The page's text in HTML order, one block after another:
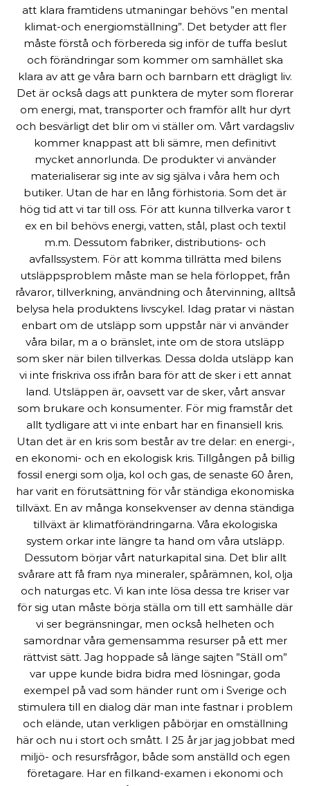
att klara framtidens utmaningar behövs ”en mental
klimat-och energiomställning”. Det betyder att fler
måste förstå och förbereda sig inför de tuffa beslut
och förändringar som kommer om samhället ska
klara av att ge våra barn och barnbarn ett drägligt liv.
Det är också dags att punktera de myter som florerar
om energi, mat, transporter och framför allt hur dyrt
och besvärligt det blir om vi ställer om. Vårt vardagsliv
kommer knappast att bli sämre, men definitivt
mycket annorlunda. De produkter vi använder
materialiserar sig inte av sig själva i våra hem och
butiker. Utan de har en lång förhistoria. Som det är
hög tid att vi tar till oss. För att kunna tillverka varor t
ex en bil behövs energi, vatten, stål, plast och textil
m.m. Dessutom fabriker, distributions- och
avfallssystem. För att komma tillrätta med bilens
utsläppsproblem måste man se hela förloppet, från
råvaror, tillverkning, användning och återvinning, alltså
belysa hela produktens livscykel. Idag pratar vi nästan
enbart om de utsläpp som uppstår när vi använder
våra bilar, m a o bränslet, inte om de stora utsläpp
som sker när bilen tillverkas. Dessa dolda utsläpp kan
vi inte friskriva oss ifrån bara för att de sker i ett annat
land. Utsläppen är, oavsett var de sker, vårt ansvar
som brukare och konsumenter. För mig framstår det
allt tydligare att vi inte enbart har en finansiell kris.
Utan det är en kris som består av tre delar: en energi-,
en ekonomi- och en ekologisk kris. Tillgången på billig
fossil energi som olja, kol och gas, de senaste 60 åren,
har varit en förutsättning för vår ständiga ekonomiska
tillväxt. En av många konsekvenser av denna ständiga
tillväxt är klimatförändringarna. Våra ekologiska
system orkar inte längre ta hand om våra utsläpp.
Dessutom börjar vårt naturkapital sina. Det blir allt
svårare att få fram nya mineraler, spårämnen, kol, olja
och naturgas etc. Vi kan inte lösa dessa tre kriser var
för sig utan måste börja ställa om till ett samhälle där
vi ser begränsningar, men också helheten och
samordnar våra gemensamma resurser på ett mer
rättvist sätt. Jag hoppade så länge sajten ”Ställ om”
var uppe kunde bidra bidra med lösningar, goda
exempel på vad som händer runt om i Sverige och
stimulera till en dialog där man inte fastnar i problem
och elände, utan verkligen påbörjar en omställning
här och nu i stort och smått. I 25 år jar jag jobbat med
miljö- och resursfrågor, både som anställd och egen
företagare. Har en filkand-examen i ekonomi och